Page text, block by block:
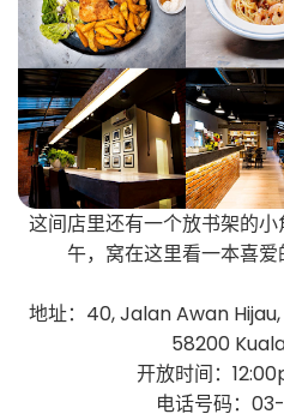
这间店里还有一个放书架的
午，窝在这里看一本喜爱
地址：40, Jalan Awan
58200
开放时间：
电话号码：